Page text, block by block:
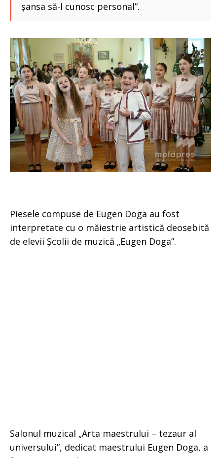
șansa să-l cunosc personal”.
Piesele compuse de Eugen Doga au fost
interpretate cu o măiestrie artistică deosebită
de elevii Școlii de muzică „Eugen Doga”.
Salonul muzical „Arta maestrului – tezaur al
universului”, dedicat maestrului Eugen Doga, a